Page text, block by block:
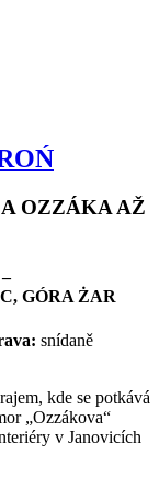
OZZÁKA AŽ
GÓRA ŻAR
snídaně
kde se potkává
„Ozzákova“
v Janovicích